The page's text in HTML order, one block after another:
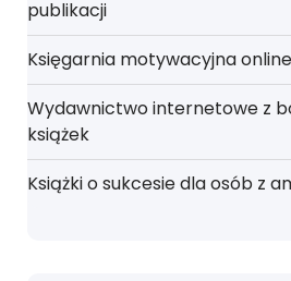
publikacji
Księgarnia motywacyjna
Wydawnictwo internetowe z
książek
Książki o sukcesie dla osób z